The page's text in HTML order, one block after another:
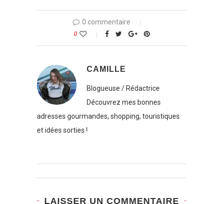
0 commentaire
0
CAMILLE
Blogueuse / Rédactrice
Découvrez mes bonnes
adresses gourmandes, shopping, touristiques
et idées sorties !
LAISSER UN COMMENTAIRE